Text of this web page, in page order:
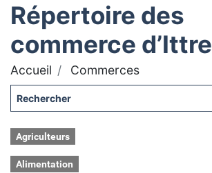
Répertoire des
commerce d’Ittre
Accueil Commerces
Agriculteurs
Alimentation